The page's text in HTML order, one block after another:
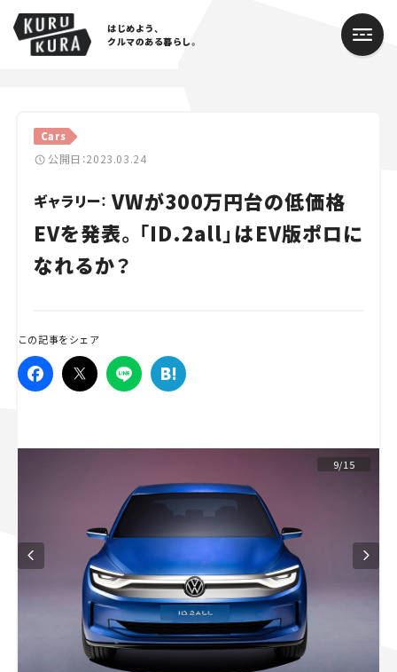
はじめよう、
クルマのある暮らし。
Cars
公開日：2023.03.24
ギャラリー： VWが300万円台の低価格
EVを発表。「ID.2all」はEV版ポロに
なれるか？
この記事をシェア
9/15
Cars
Lifestyle
Traffic
Special
Campaign
人気のハッシュタグ